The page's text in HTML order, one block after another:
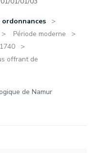
Période moderne
offrant de
de Namur